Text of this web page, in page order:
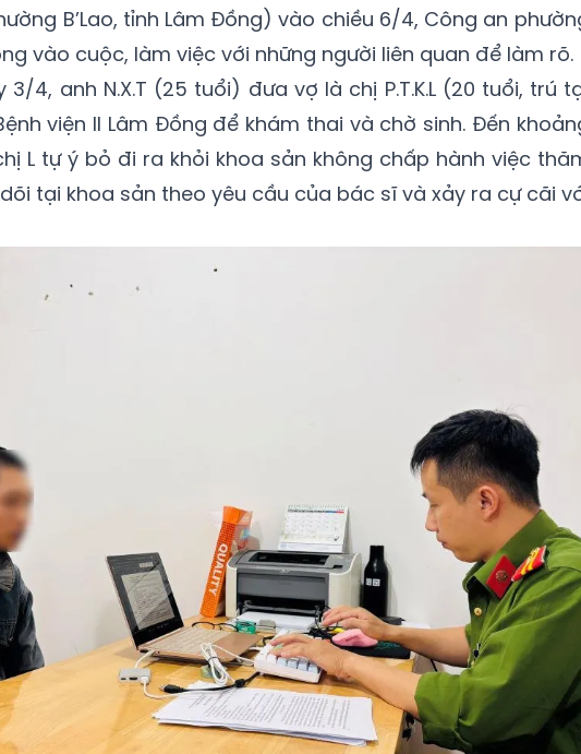
B’Lao, tỉnh Lâm Đồng) vào chiều 6/4, Công an
vào cuộc, làm việc với những người liên quan để làm rõ.
3/4, anh N.X.T (25 tuổi) đưa vợ là chị P.T.K.L (20 tuổi, trú
viện II Lâm Đồng để khám thai và chờ sinh. Đến
L tự ý bỏ đi ra khỏi khoa sản không chấp hành việc
tại khoa sản theo yêu cầu của bác sĩ và xảy ra cự cãi